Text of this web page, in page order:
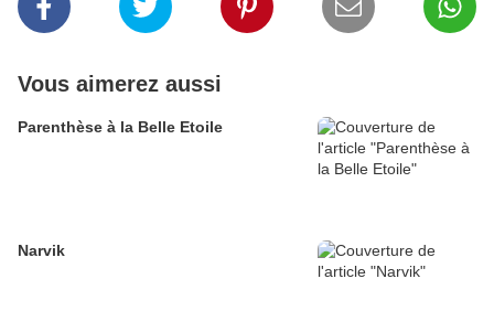
Vous aimerez aussi
Parenthèse à la Belle Etoile
Narvik